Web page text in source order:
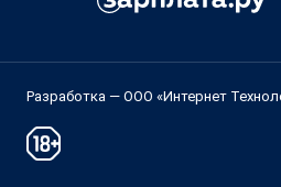
Разработка — ООО «Интернет